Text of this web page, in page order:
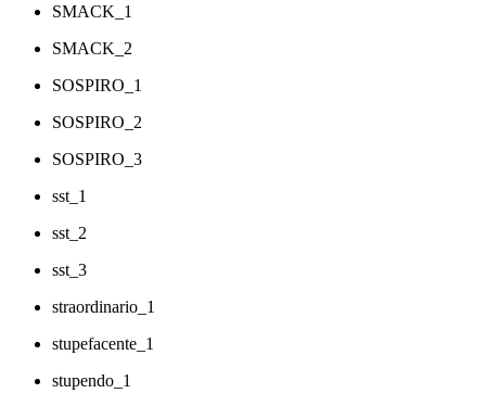
SMACK_1
SMACK_2
SOSPIRO_1
SOSPIRO_2
SOSPIRO_3
sst_1
sst_2
sst_3
straordinario_1
stupefacente_1
stupendo_1